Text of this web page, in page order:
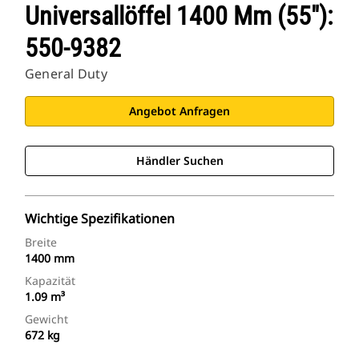
Universallöffel 1400 Mm (55″):
550-9382
General Duty
Angebot Anfragen
Händler Suchen
Wichtige Spezifikationen
Breite
1400 mm
Kapazität
1.09 m³
Gewicht
672 kg